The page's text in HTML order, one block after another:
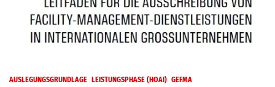
AUSLEGUNGSGRUNDLAGE LEISTUNGSPHASE (HOAI) GEFMA